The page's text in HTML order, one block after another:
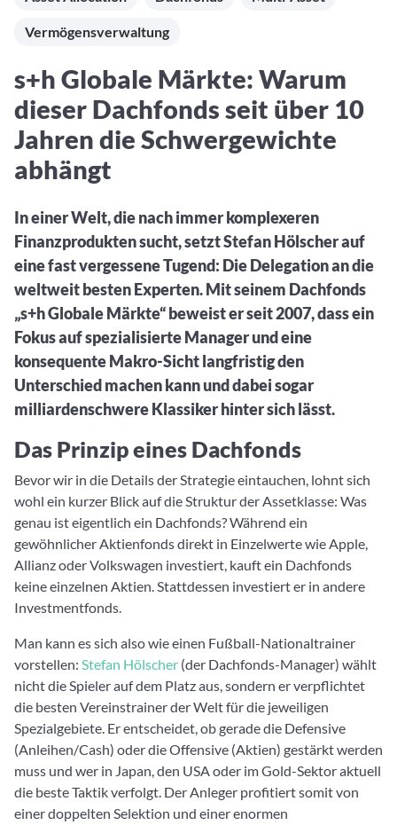
Fondswissen
investieren Sie richtig
Aktuelle Rankings und Beiträge zu den besten Fonds aus
Fondsvergleich
Übersichtlich bis zu 10 Fonds aus über 35.000
Produkten vergleichen
Watchlist
Preis-/Performance-Alarme
3. Investieren
Portfolios
Eigene Portfolios und jene, denen Sie folgen
Informationen und Beiträge unserer Partner-
Community-Partner
Informationen und Beiträge unserer Community-
Partner
Webinar verpasst? Hier gibt es Aufnahmen unserer
Online-Veranstaltungen.
Vermögensverwaltung
s+h Globale Märkte: Warum
dieser Dachfonds seit über 10
Jahren die Schwergewichte
abhängt
In einer Welt, die nach immer komplexeren
Finanzprodukten sucht, setzt Stefan Hölscher auf
eine fast vergessene Tugend: Die Delegation an die
weltweit besten Experten. Mit seinem Dachfonds
„s+h Globale Märkte“ beweist er seit 2007, dass ein
Fokus auf spezialisierte Manager und eine
konsequente Makro-Sicht langfristig den
Unterschied machen kann und dabei sogar
milliardenschwere Klassiker hinter sich lässt.
Das Prinzip eines Dachfonds
Bevor wir in die Details der Strategie eintauchen, lohnt sich
wohl ein kurzer Blick auf die Struktur der Assetklasse: Was
genau ist eigentlich ein Dachfonds? Während ein
gewöhnlicher Aktienfonds direkt in Einzelwerte wie Apple,
Allianz oder Volkswagen investiert, kauft ein Dachfonds
keine einzelnen Aktien. Stattdessen investiert er in andere
Investmentfonds.
Man kann es sich also wie einen Fußball-Nationaltrainer
vorstellen: Stefan Hölscher (der Dachfonds-Manager) wählt
nicht die Spieler auf dem Platz aus, sondern er verpflichtet
die besten Vereinstrainer der Welt für die jeweiligen
Spezialgebiete. Er entscheidet, ob gerade die Defensive
(Anleihen/Cash) oder die Offensive (Aktien) gestärkt werden
muss und wer in Japan, den USA oder im Gold-Sektor aktuell
die beste Taktik verfolgt. Der Anleger profitiert somit von
einer doppelten Selektion und einer enormen